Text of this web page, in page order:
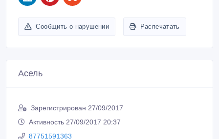
Сообщить о нарушении Распечатать
Асель
Зарегистрирован 27/09/2017
Активность 27/09/2017 20:37
87751591363